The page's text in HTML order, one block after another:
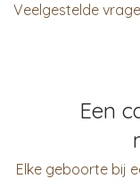
Veelgestelde
Een
Elke geboorte bij